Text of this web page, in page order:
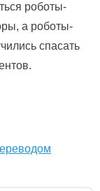
роботы-
а роботы-
спасать